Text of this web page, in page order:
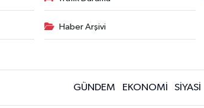
Haber Arşivi
GÜNDEM EKONOMİ SİYASİ